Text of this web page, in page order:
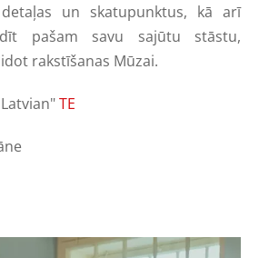
un skatupunktus, kā arī
pašam savu sajūtu stāstu,
rakstīšanas Mūzai.
TE